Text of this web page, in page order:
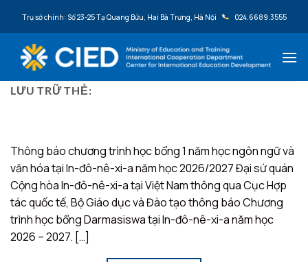
Trụ sở chính: Số 23-25 Tạ Quang Bửu, Hai Bà Trưng, Hà Nội 024.6689.3555
LƯU TRỮ THẺ:
Thông báo chương trình học bổng 1 năm học ngôn ngữ và
văn hóa tại In-đô-nê-xi-a năm học 2026/2027 Đại sứ quán
Cộng hòa In-đô-nê-xi-a tại Việt Nam thông qua Cục Hợp
tác quốc tế, Bộ Giáo dục và Đào tạo thông báo Chương
trình học bổng Darmasiswa tại In-đô-nê-xi-a năm học
2026 – 2027. […]